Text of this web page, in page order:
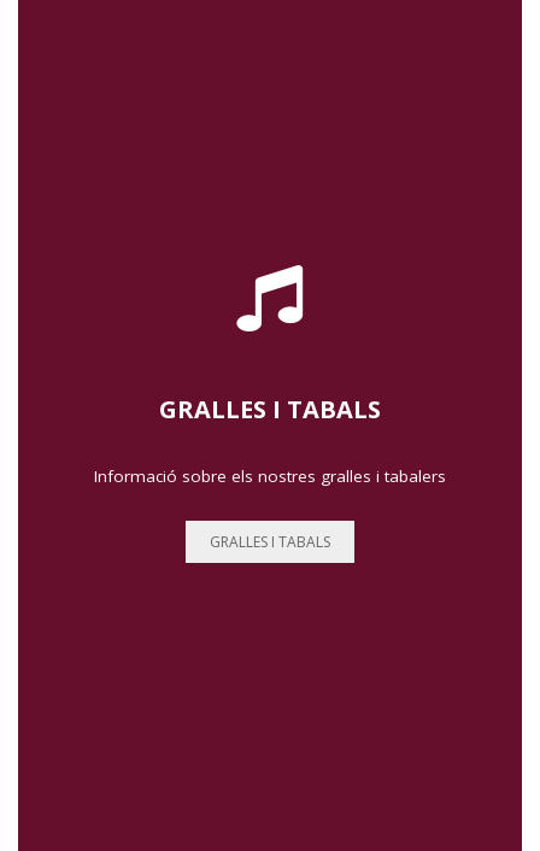
GRALLES I TABALS
Informació sobre els nostres gralles i tabalers
GRALLES I TABALS